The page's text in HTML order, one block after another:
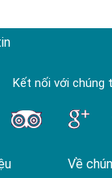
Kết nối với chúng
Về